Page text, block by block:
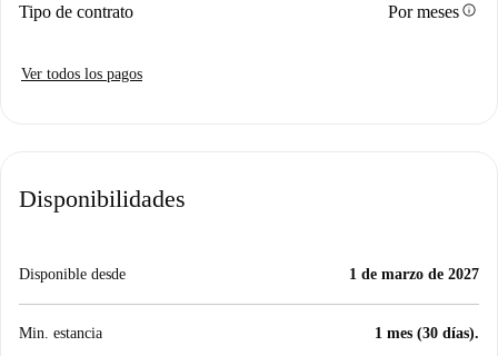
Tipo de contrato Por mesesinfo
Ver todos los pagos
Disponibilidades
Disponible desde 1 de marzo de 2027
Min. estancia 1 mes (30 días).